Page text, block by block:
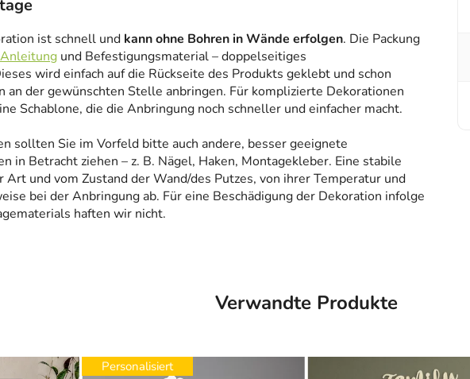
ist schnell und kann ohne Bohren in Wände erfolgen. Die Packung
und Befestigungsmaterial – doppelseitiges
wird einfach auf die Rückseite des Produkts geklebt und schon
an der gewünschten Stelle anbringen. Für komplizierte Dekorationen
Schablone, die die Anbringung noch schneller und einfacher macht.
sollten Sie im Vorfeld bitte auch andere, besser geeignete
in Betracht ziehen – z. B. Nägel, Haken, Montagekleber. Eine stabile
Art und vom Zustand der Wand/des Putzes, von ihrer Temperatur und
bei der Anbringung ab. Für eine Beschädigung der Dekoration infolge
haften wir nicht.
Verwandte Produkte
Personalisiert